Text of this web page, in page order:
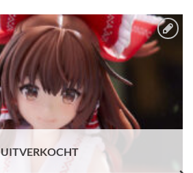
Toevoegen
aan
UITVERKOCHT